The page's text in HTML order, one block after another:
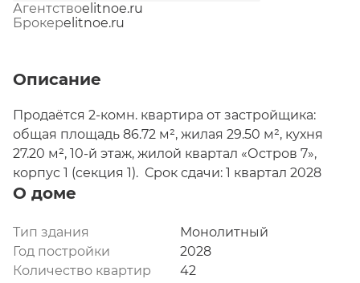
Агентствоelitnoe.ru
Брокерelitnoe.ru
Описание
Продаётся 2-комн. квартира от застройщика:
общая площадь 86.72 м², жилая 29.50 м², кухня
27.20 м², 10-й этаж, жилой квартал «Остров 7»,
корпус 1 (секция 1).  Срок сдачи: 1 квартал 2028
года.
окна на одну сторону, хорошая инсоляция.
ОСТРОВ.7 - семь корпусов премиум- и бизнес-
О доме
Тип здания
Монолитный
Год постройки
2028
Количество квартир
42